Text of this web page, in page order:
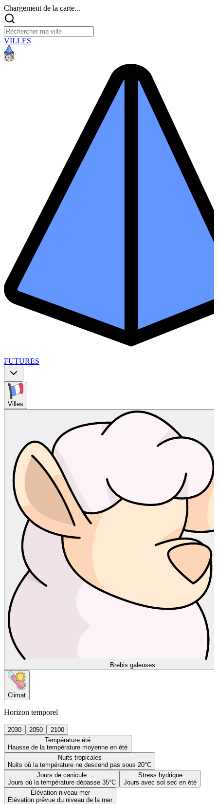
Chargement de la carte...
VILLES
FUTURES
Villes
Brebis galeuses
Climat
Horizon temporel
2030 2050
2100
Température été
Hausse de la température moyenne en été
Nuits tropicales
Nuits où la température ne descend pas sous 20°C
Jours de canicule
Jours où la température dépasse 35°C
Stress hydrique
Jours avec sol sec en été
Élévation niveau mer
Élévation prévue du niveau de la mer